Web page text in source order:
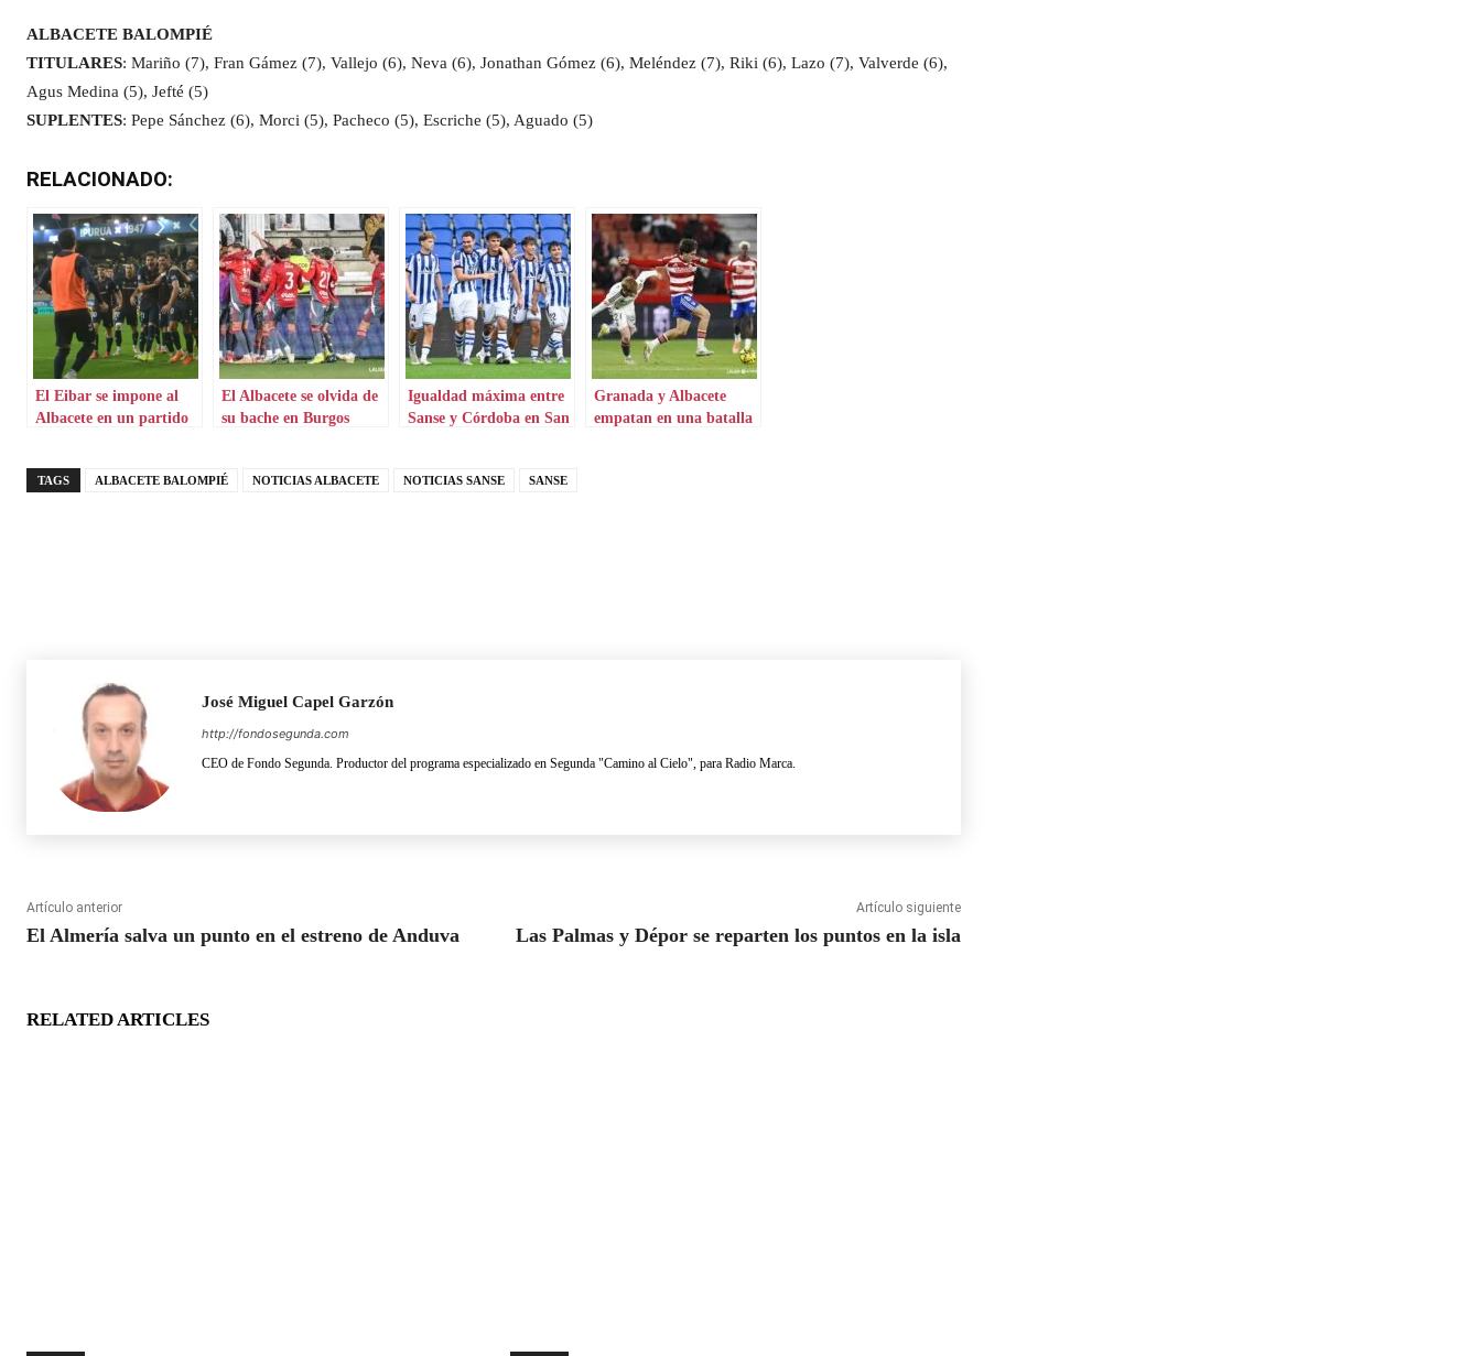
ALBACETE BALOMPIÉ
TITULARES: Mariño (7), Fran Gámez (7), Vallejo (6), Neva (6), Jonathan Gómez (6), Meléndez (7), Riki (6), Lazo (7), Valverde (6),
Agus Medina (5), Jefté (5)
SUPLENTES: Pepe Sánchez (6), Morci (5), Pacheco (5), Escriche (5), Aguado (5)
RELACIONADO:
El Eibar se impone al
Albacete en un partido
El Albacete se olvida de
su bache en Burgos
Igualdad máxima entre
Sanse y Córdoba en San
Granada y Albacete
empatan en una batalla
TAGS ALBACETE BALOMPIÉ NOTICIAS ALBACETE NOTICIAS SANSE SANSE
José Miguel Capel Garzón
http://fondosegunda.com
CEO de Fondo Segunda. Productor del programa especializado en Segunda "Camino al Cielo", para Radio Marca.
Artículo anterior
El Almería salva un punto en el estreno de Anduva
Artículo siguiente
Las Palmas y Dépor se reparten los puntos en la isla
RELATED ARTICLES